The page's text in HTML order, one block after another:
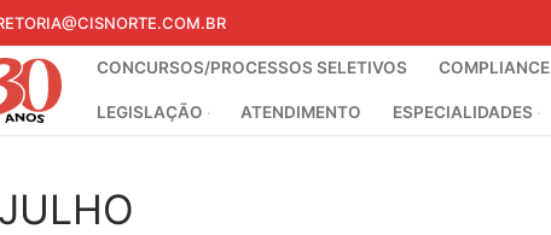
CONCURSOS/PROCESSOS SELETIVOS COMPLIANCE
LEGISLAÇÃO ATENDIMENTO ESPECIALIDADES